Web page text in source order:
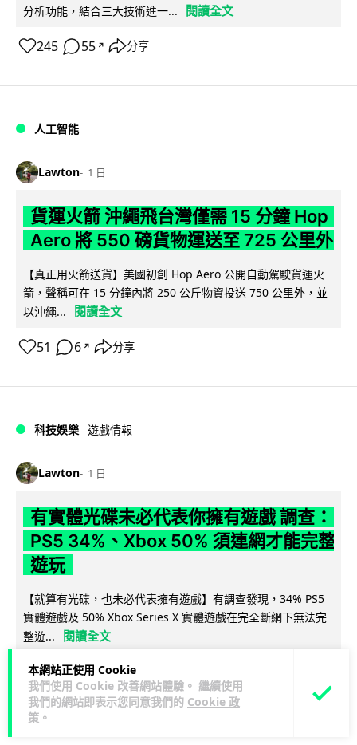
本網站正使用 Cookie
我們使用 Cookie 改善網站體驗。 繼續使用
我們的網站即表示您同意我們的 Cookie 政
策 。
分析功能，結合三大技術進一...
閱讀全文
245 55 ↗ 分享
人工智能
Lawton 1 日
貨運火箭 沖繩飛台灣僅需 15 分鐘 Hop
Aero 將 550 磅貨物運送至 725 公里外
【真正用火箭送貨】美國初創 Hop Aero 公開自動駕駛貨運火
箭，聲稱可在 15 分鐘內將 250 公斤物資投送 750 公里外，並
以沖繩...
閱讀全文
51 6 ↗ 分享
科技娛樂 遊戲情報
Lawton 1 日
有實體光碟未必代表你擁有遊戲 調查：
PS5 34%、Xbox 50% 須連網才能完整
遊玩
【就算有光碟，也未必代表擁有遊戲】有調查發現，34% PS5
實體遊戲及 50% Xbox Series X 實體遊戲在完全斷網下無法完
整遊...
閱讀全文
215 113↗ 分享